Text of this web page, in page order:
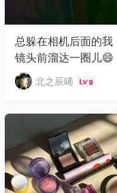
总躲在相机后面的我
镜头前溜达一圈儿😄
北之辰晞 9